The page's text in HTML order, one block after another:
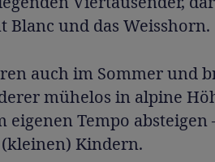
Blanc und das Weisshorn.
auch im Sommer und
mühelos in alpine
Tempo absteigen
Kindern.